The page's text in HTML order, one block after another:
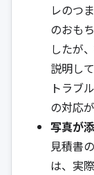
レのつ
のおも
したが
説明し
トラブ
の対応
写真が
見積書
は、実